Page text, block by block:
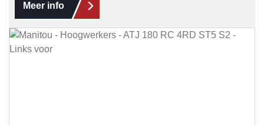
Meer info